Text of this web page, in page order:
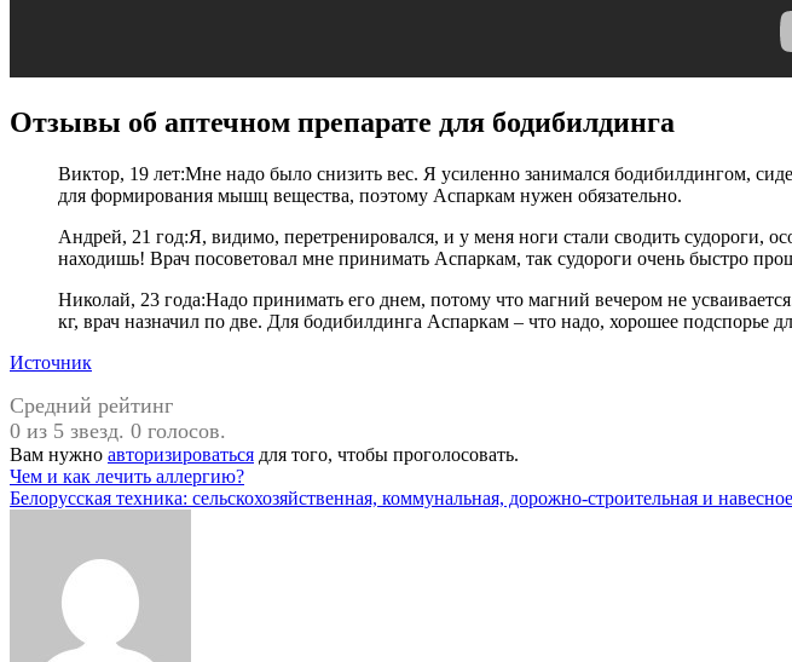
Отзывы об аптечном препарате для бодибилдинга
Виктор, 19 лет:­Мне надо было снизить вес. Я усиленно занимался бодибилдингом, сидел на белковом рационе, бадьями пил воду. Но с ней же выводятся калий и магний, важные
для формирования мышц вещества, поэтому Аспаркам нужен обязательно.
Андрей, 21 год:­Я, видимо, перетренировался, и у меня ноги стали сводить судороги, особенно часто по ночам. Вскакиваешь, приседаешь, массируешь ноги… Места себе не
находишь! Врач посоветовал мне принимать Аспаркам, так судороги очень быстро
Николай, 23 года:­Надо принимать его днем, потому что магний вечером не усваивается. Учитывать вес тоже нужно. Если меньше 80 кг, можно пить по одной таблетке, а у меня 95
кг, врач назначил по две. Для бодибилдинга Аспаркам – что надо, хорошее подспорье
Источник
Средний рейтинг
0 из 5 звезд. 0 голосов.
Вам нужно авторизироваться для того, чтобы проголосовать.
Навигация
по
Чем и как лечить аллергию?
Белорусская техника: сельскохозяйственная, коммунальная, дорожно-строительная и